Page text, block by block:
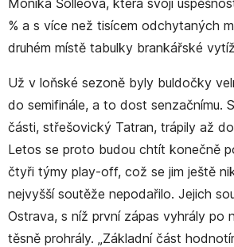
Monika Šolleová, která svoji
% a s více než tisícem odchytaných
druhém místě tabulky brankářské
Už v loňské sezoně byly buldočky
do semifinále, a to dost senzačnímu.
části, střešovický Tatran, trápily až
Letos se proto budou chtít konečně
čtyři týmy play-off, což se jim ještě
nejvyšší soutěže nepodařilo. Jejich
Ostrava, s níž první zápas vyhrály po
těsně prohrály. „Základní část